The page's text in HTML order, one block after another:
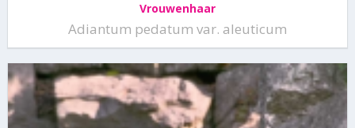
Vrouwenhaar
Adiantum pedatum var. aleuticum